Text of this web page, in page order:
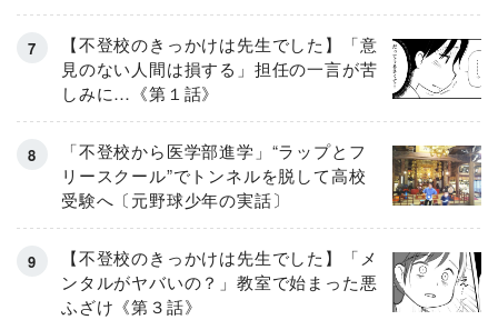
【不登校のきっかけは先生でした】「意
見のない人間は損する」担任の一言が苦
しみに…《第１話》
「不登校から医学部進学」“ラップとフ
リースクール”でトンネルを脱して高校
受験へ〔元野球少年の実話〕
【不登校のきっかけは先生でした】「メ
ンタルがヤバいの？」教室で始まった悪
ふざけ《第３話》